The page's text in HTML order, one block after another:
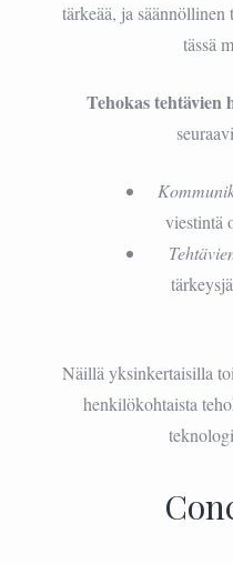
tärkeää, ja
tässä
Tehokas tehtävien
viestintä
Näillä yksinkertaisilla
henkilökohtaista